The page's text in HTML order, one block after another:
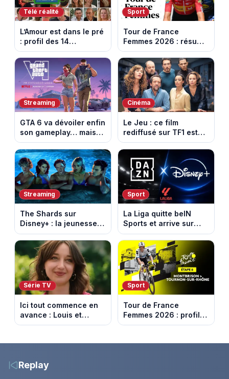
Télé réalité
L’Amour est dans le pré
: profil des 14
agriculteurs, speed
dating inédit et de
nouvelles histoires
d’amour
Sport
Tour de France
Femmes 2026 : résumé
vidéo de la 6e étape
entre Montbrison et
Tournon-sur-Rhône
Streaming
GTA 6 va dévoiler enfin
son gameplay… mais
d’abord sur Netflix
Cinéma
Le Jeu : ce film
rediffusé sur TF1 est
adapté d’un succès
italien devenu un
phénomène mondial
Streaming
The Shards sur
Disney+ : la jeunesse
dorée de Los Angeles
face à un tueur dans
les années 80
Sport
La Liga quitte beIN
Sports et arrive sur
DAZN et Disney+ en
France
Série TV
Ici tout commence en
avance : Louis et
Jasmine enfin en
août 2026 (spoiler)
Sport
Tour de France
Femmes 2026 : profil
et horaires de la 6e
Montbrison et
Replay